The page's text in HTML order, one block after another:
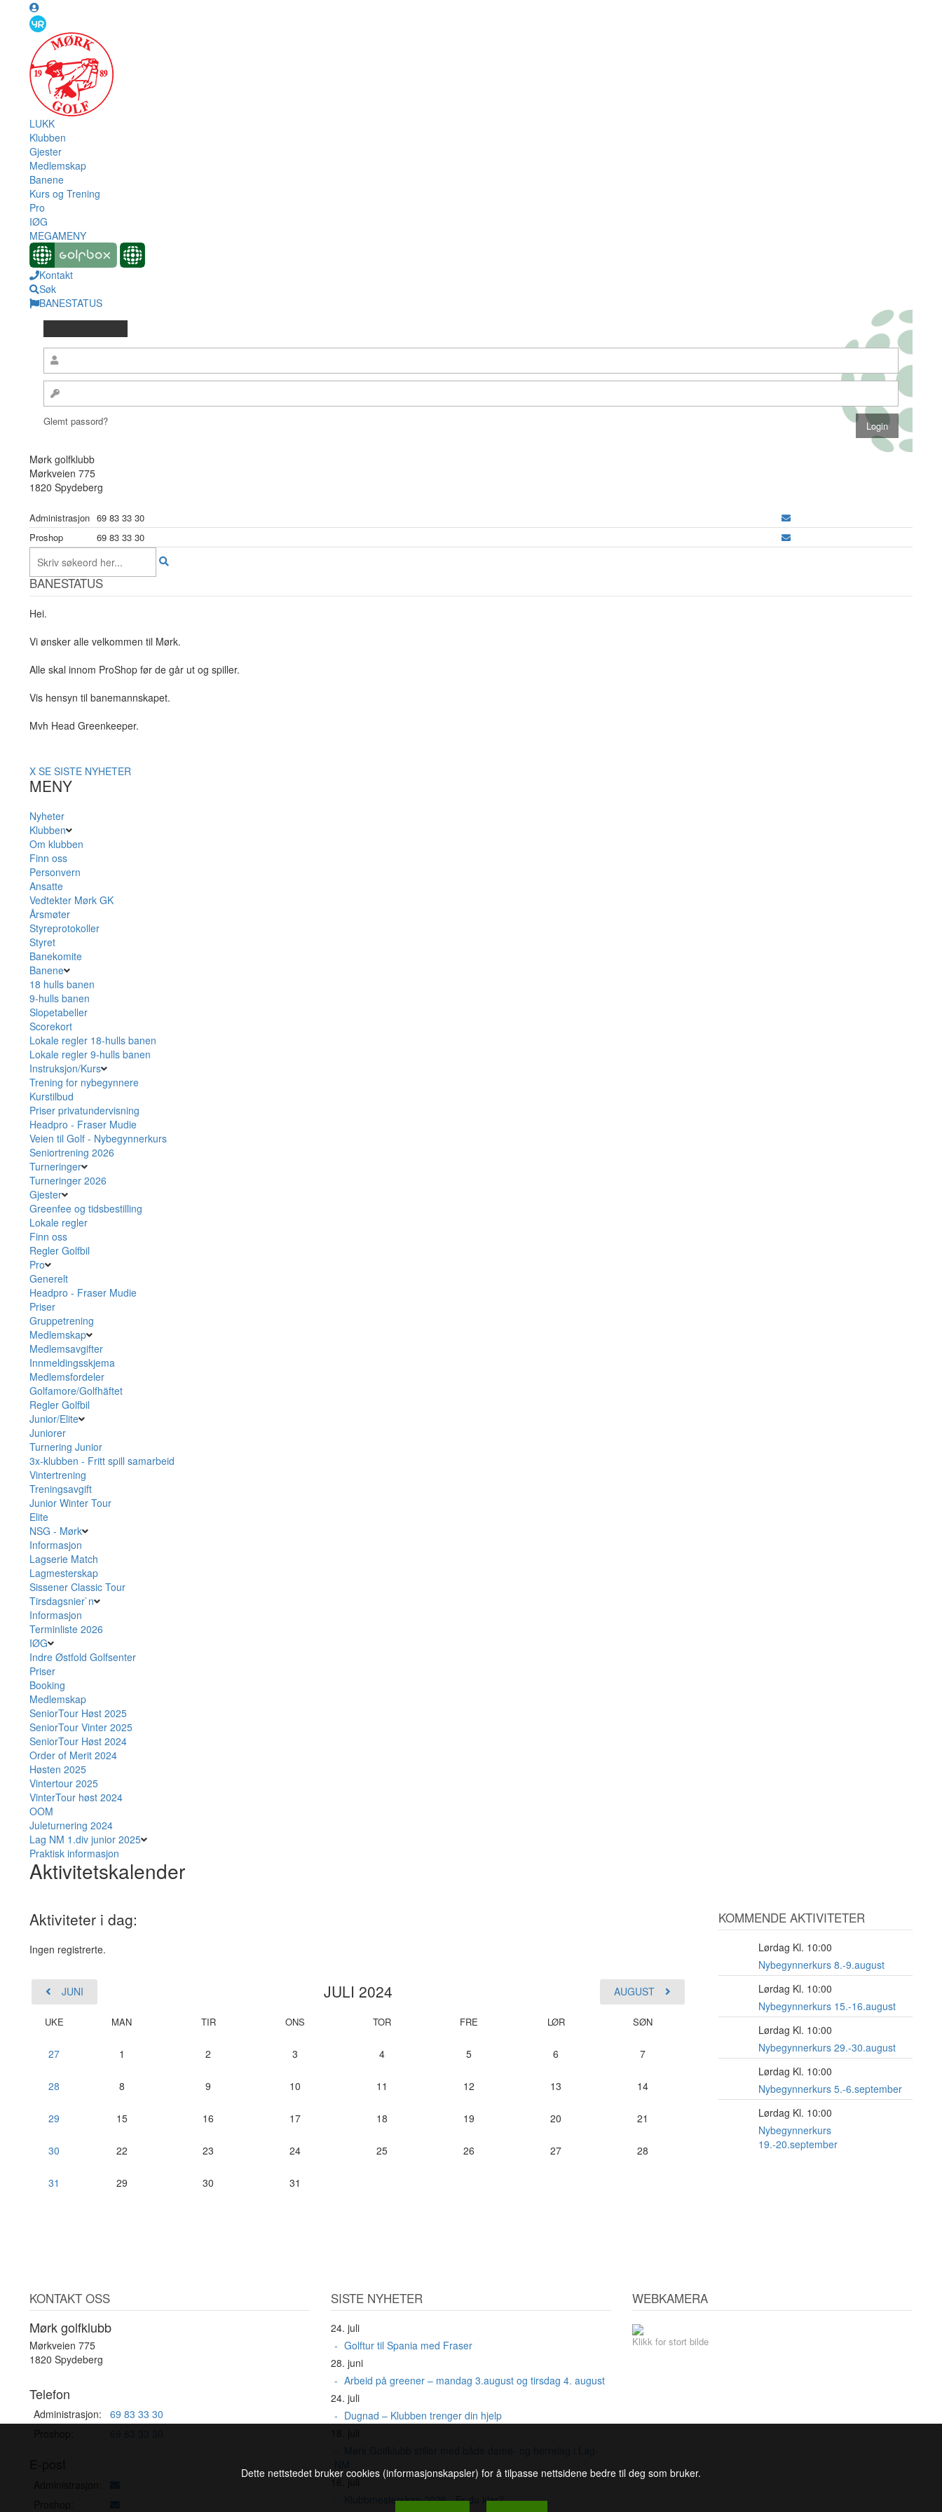
LUKK
Klubben
Gjester
Medlemskap
Banene
Kurs og Trening
Pro
IØG
MEGAMENY
Kontakt
Søk
BANESTATUS
Glemt passord?
Mørk golfklubb
Mørkveien 775
1820 Spydeberg
Administrasjon 69 83 33 30
Proshop
69 83 33 30
BANESTATUS
Hei.
Vi ønsker alle velkommen til Mørk.
Alle skal innom ProShop før de går ut og spiller.
Vis hensyn til banemannskapet.
Mvh Head Greenkeeper.
X SE SISTE NYHETER
MENY
Nyheter
Klubben
Om klubben
Finn oss
Personvern
Ansatte
Vedtekter Mørk GK
Årsmøter
Styreprotokoller
Styret
Banekomite
Banene
18 hulls banen
9-hulls banen
Slopetabeller
Scorekort
Lokale regler 18-hulls banen
Lokale regler 9-hulls banen
Instruksjon/Kurs
Trening for nybegynnere
Kurstilbud
Priser privatundervisning
Headpro - Fraser Mudie
Veien til Golf - Nybegynnerkurs
Seniortrening 2026
Turneringer
Turneringer 2026
Gjester
Greenfee og tidsbestilling
Lokale regler
Finn oss
Regler Golfbil
Pro
Generelt
Headpro - Fraser Mudie
Priser
Gruppetrening
Medlemskap
Medlemsavgifter
Innmeldingsskjema
Medlemsfordeler
Golfamore/Golfhäftet
Regler Golfbil
Junior/Elite
Juniorer
Turnering Junior
3x-klubben - Fritt spill samarbeid
Vintertrening
Treningsavgift
Junior Winter Tour
Elite
NSG - Mørk
Informasjon
Lagserie Match
Lagmesterskap
Sissener Classic Tour
Tirsdagsnier`n
Informasjon
Terminliste 2026
IØG
Indre Østfold Golfsenter
Priser
Booking
Medlemskap
SeniorTour Høst 2025
SeniorTour Vinter 2025
SeniorTour Høst 2024
Order of Merit 2024
Høsten 2025
Vintertour 2025
VinterTour høst 2024
OOM
Juleturnering 2024
Lag NM 1.div junior 2025
Praktisk informasjon
Aktivitetskalender
Aktiviteter i dag:
Ingen registrerte.
JUNI AUGUST
JULI 2024
UKE MAN TIR ONS TOR FRE LØR SØN
27 1 2 3 4 5 6 7
28 8 9 10 11 12 13 14
29 15 16 17 18 19 20 21
30 22 23 24 25 26 27 28
31 29 30 31
KOMMENDE AKTIVITETER
Lørdag Kl. 10:00
Nybegynnerkurs 8.-9.august
Lørdag Kl. 10:00
Nybegynnerkurs 15.-16.august
Lørdag Kl. 10:00
Nybegynnerkurs 29.-30.august
Lørdag Kl. 10:00
Nybegynnerkurs 5.-6.september
Lørdag Kl. 10:00
Nybegynnerkurs
19.-20.september
KONTAKT OSS
Mørk golfklubb
Mørkveien 775
1820 Spydeberg
Telefon
Administrasjon:
69 83 33 30
SISTE NYHETER
24. juli
Golftur til Spania med Fraser
28. juni
Arbeid på greener – mandag 3.august og tirsdag 4. august
24. juli
Dugnad – Klubben trenger din hjelp
Klubbmesterskap 2026 - Er du klar?
WEBKAMERA
Klikk for stort bilde
Dette nettstedet bruker cookies (informasjonskapsler) for å tilpasse nettsidene bedre til deg som bruker.